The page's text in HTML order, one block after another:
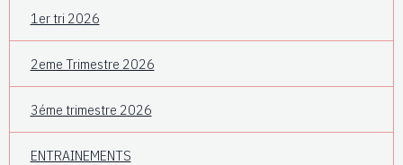
1er tri 2026
2eme Trimestre 2026
3éme trimestre 2026
ENTRAINEMENTS